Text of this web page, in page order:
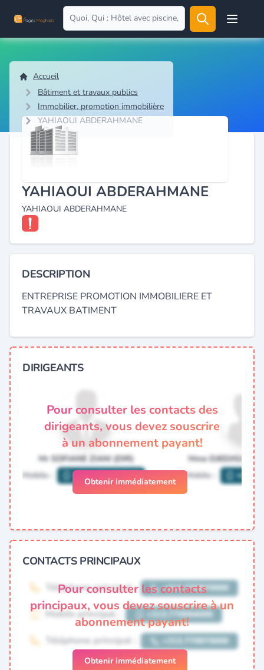
Open
Accueil
Bâtiment et travaux publics
Immobilier, promotion immobilière
YAHIAOUI ABDERAHMANE
YAHIAOUI ABDERAHMANE
YAHIAOUI ABDERAHMANE
DESCRIPTION
ENTREPRISE PROMOTION IMMOBILIERE ET
TRAVAUX BATIMENT
DIRIGEANTS
Pour consulter les contacts des
dirigeants, vous devez souscrire
à un abonnement payant!
Obtenir immédiatement
CONTACTS PRINCIPAUX
Pour consulter les contacts
principaux, vous devez souscrire à un
abonnement payant!
Obtenir immédiatement